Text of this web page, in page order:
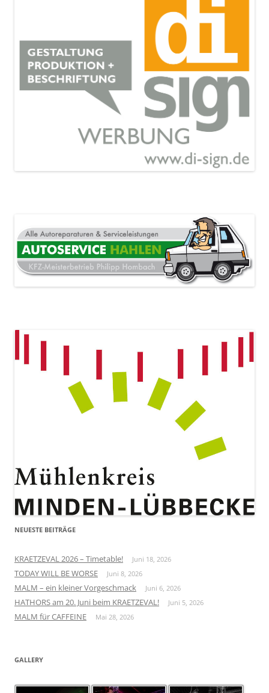
NEUESTE BEITRÄGE
KRAETZEVAL 2026 – Timetable! Juni 18, 2026
TODAY WILL BE WORSE Juni 8, 2026
MALM – ein kleiner Vorgeschmack Juni 6, 2026
HATHORS am 20. Juni beim KRAETZEVAL! Juni 5, 2026
MALM für CAFFEINE Mai 28, 2026
GALLERY